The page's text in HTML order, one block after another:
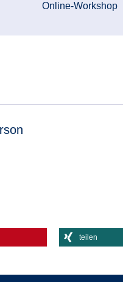
Online-Workshop
teilen